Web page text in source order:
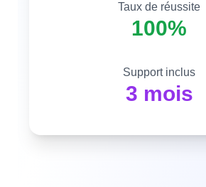
Taux de réussite
100%
Support inclus
3 mois